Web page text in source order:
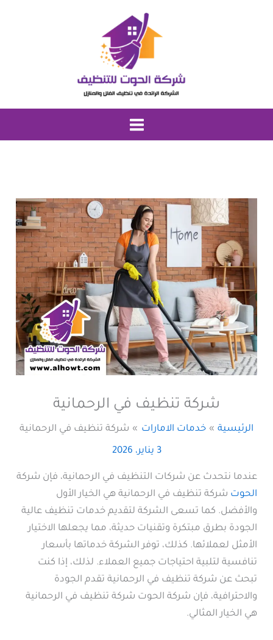
شركة تنظيف في الرحمانية
الرئيسية خدمات الامارات شركة تنظيف في الرحمانية
3 يناير، 2026
عندما نتحدث عن شركات التنظيف في الرحمانية، فإن شركة
الحوت شركة تنظيف في الرحمانية هي الخيار الأول
والأفضل. كما تسعى الشركة لتقديم خدمات تنظيف عالية
الجودة بطرق مبتكرة وتقنيات حديثة، مما يجعلها الاختيار
الأمثل لعملائها. كذلك، توفر الشركة خدماتها بأسعار
تنافسية لتلبية احتياجات جميع العملاء. لذلك، إذا كنت
تبحث عن شركة تنظيف في الرحمانية تقدم الجودة
والاحترافية، فإن شركة الحوت شركة تنظيف في الرحمانية
هي الخيار المثالي.